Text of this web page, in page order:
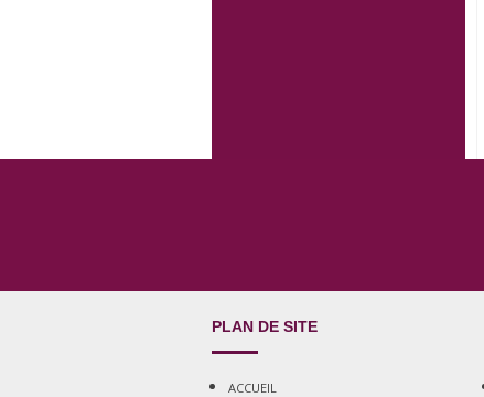
PLAN DE SITE
ACCUEIL